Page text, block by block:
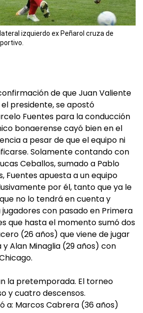
lateral izquierdo ex Peñarol cruza de
de que Juan Valiente
presidente, se apostó
Fuentes para la conducción
bonaerense cayó bien en el
a pesar de que el equipo ni
Solamente contando con
Ceballos, sumado a Pablo
Fuentes apuesta a un equipo
por él, tanto que ya le
no lo tendrá en cuenta y
con pasado en Primera
que hasta el momento sumó dos
(26 años) que viene de jugar
y Alan Minaglia (29 años) con
la pretemporada. El torneo
y cuatro descensos.
a: Marcos Cabrera (36 años)